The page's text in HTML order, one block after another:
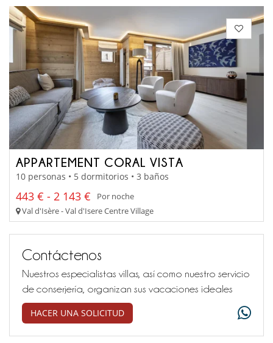
APPARTEMENT CORAL VISTA
10 personas • 5 dormitorios • 3 baños
443 € - 2 143 €
Por noche
Val d'Isère - Val d'Isere Centre Village
Contáctenos
Nuestros especialistas villas, así como nuestro servicio
de conserjería, organizan sus vacaciones ideales
HACER UNA SOLICITUD